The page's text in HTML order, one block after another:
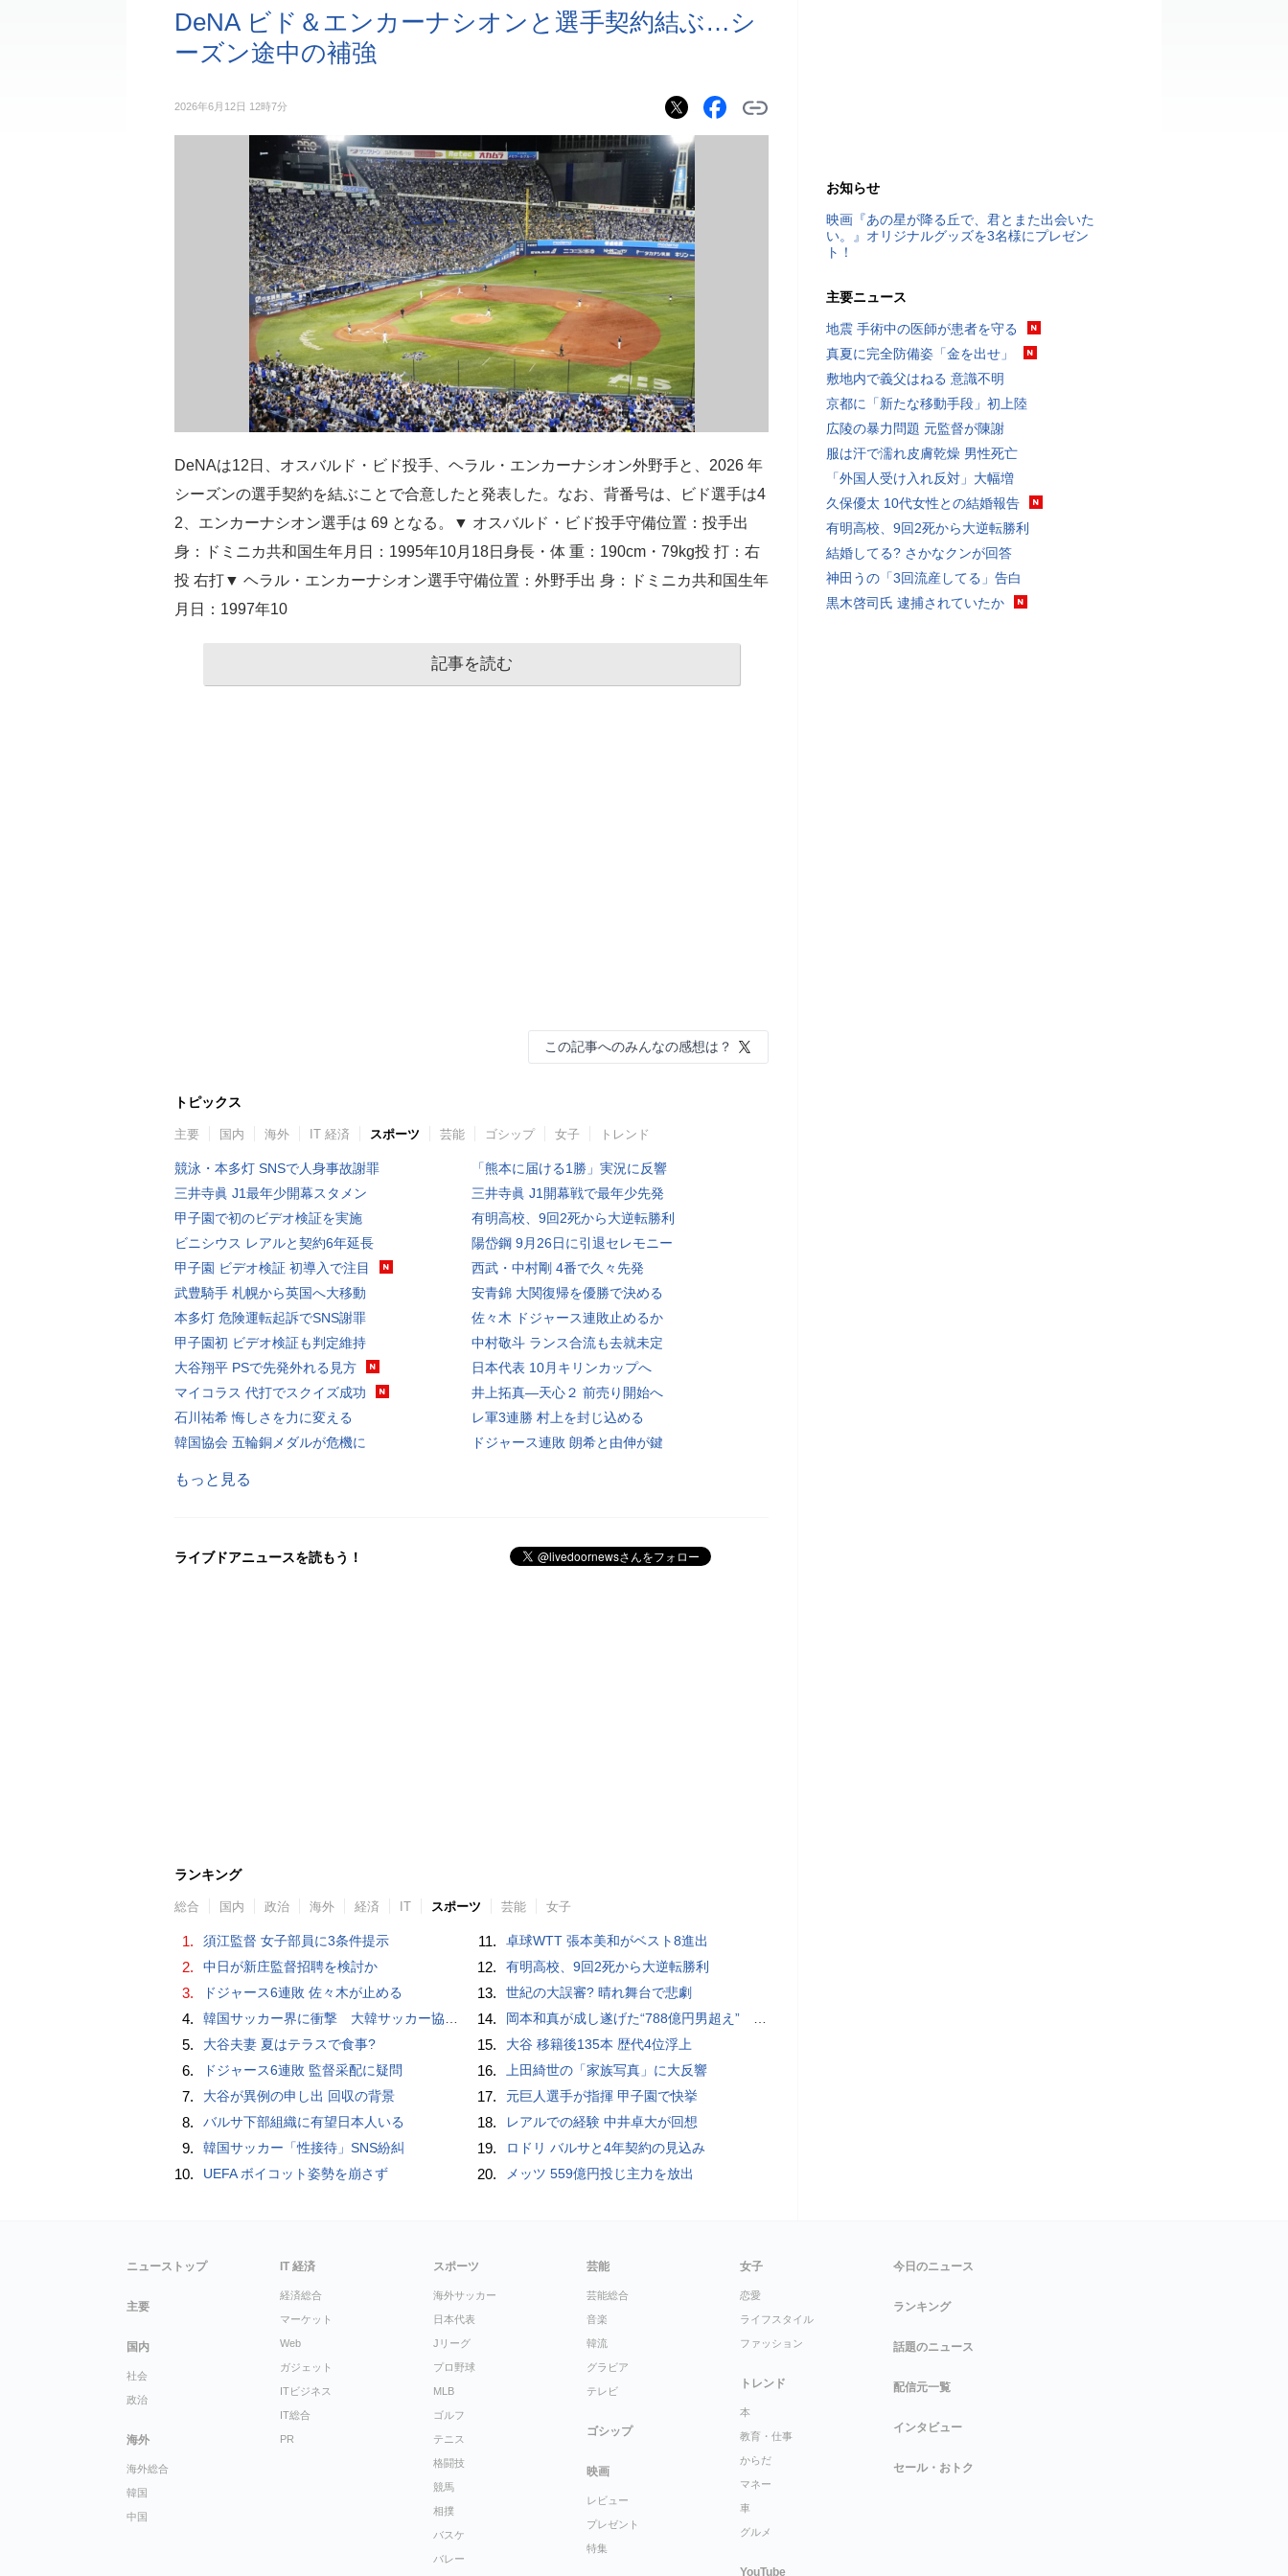
DeNA ビド＆エンカーナシオンと選手契約結ぶ…シ
ーズン途中の補強
2026年6月12日 12時7分
DeNAは12日、オスバルド・ビド投手、ヘラル・エンカーナシオン外野手と、2026 年
シーズンの選手契約を結ぶことで合意したと発表した。なお、背番号は、ビド選手は4
2、エンカーナシオン選手は 69 となる。▼ オスバルド・ビド投手守備位置：投手出
身：ドミニカ共和国生年月日：1995年10月18日身長・体 重：190cm・79kg投 打：右
投 右打▼ ヘラル・エンカーナシオン選手守備位置：外野手出 身：ドミニカ共和国生年
月日：1997年10
記事を読む
この記事へのみんなの感想は？
トピックス
主要 国内 海外 IT 経済 スポーツ 芸能 ゴシップ 女子 トレンド
競泳・本多灯 SNSで人身事故謝罪
三井寺眞 J1最年少開幕スタメン
甲子園で初のビデオ検証を実施
ビニシウス レアルと契約6年延長
甲子園 ビデオ検証 初導入で注目
武豊騎手 札幌から英国へ大移動
本多灯 危険運転起訴でSNS謝罪
甲子園初 ビデオ検証も判定維持
大谷翔平 PSで先発外れる見方
マイコラス 代打でスクイズ成功
石川祐希 悔しさを力に変える
韓国協会 五輪銅メダルが危機に
「熊本に届ける1勝」実況に反響
三井寺眞 J1開幕戦で最年少先発
有明高校、9回2死から大逆転勝利
陽岱鋼 9月26日に引退セレモニー
西武・中村剛 4番で久々先発
安青錦 大関復帰を優勝で決める
佐々木 ドジャース連敗止めるか
中村敬斗 ランス合流も去就未定
日本代表 10月キリンカップへ
井上拓真―天心２ 前売り開始へ
レ軍3連勝 村上を封じ込める
ドジャース連敗 朗希と由伸が鍵
もっと見る
ライブドアニュースを読もう！
ランキング
総合 国内 政治 海外 経済 IT スポーツ 芸能 女子
1. 須江監督 女子部員に3条件提示
2. 中日が新庄監督招聘を検討か
3. ドジャース6連敗 佐々木が止める
4. 韓国サッカー界に衝撃 大韓サッカー協会に外国人審判への“性的接待”疑惑 韓国メディアが報道
5. 大谷夫妻 夏はテラスで食事?
6. ドジャース6連敗 監督采配に疑問
7. 大谷が異例の申し出 回収の背景
8. バルサ下部組織に有望日本人いる
9. 韓国サッカー「性接待」SNS紛糾
10. UEFA ボイコット姿勢を崩さず
11. 卓球WTT 張本美和がベスト8進出
12. 有明高校、9回2死から大逆転勝利
13. 世紀の大誤審? 晴れ舞台で悲劇
14. 岡本和真が成し遂げた“788億円男超え” いつのまにか「3位」…見据える球団記録更新
15. 大谷 移籍後135本 歴代4位浮上
16. 上田綺世の「家族写真」に大反響
17. 元巨人選手が指揮 甲子園で快挙
18. レアルでの経験 中井卓大が回想
19. ロドリ バルサと4年契約の見込み
20. メッツ 559億円投じ主力を放出
お知らせ
映画『あの星が降る丘で、君とまた出会いた
い。』オリジナルグッズを3名様にプレゼン
ト！
主要ニュース
地震 手術中の医師が患者を守る
真夏に完全防備姿「金を出せ」
敷地内で義父はねる 意識不明
京都に「新たな移動手段」初上陸
広陵の暴力問題 元監督が陳謝
服は汗で濡れ皮膚乾燥 男性死亡
「外国人受け入れ反対」大幅増
久保優太 10代女性との結婚報告
有明高校、9回2死から大逆転勝利
結婚してる? さかなクンが回答
神田うの「3回流産してる」告白
黒木啓司氏 逮捕されていたか
ニューストップ
主要
国内
社会
政治
海外
海外総合
韓国
中国
IT 経済
経済総合
マーケット
Web
ガジェット
ITビジネス
IT総合
PR
スポーツ
海外サッカー
日本代表
Jリーグ
プロ野球
MLB
ゴルフ
テニス
格闘技
競馬
相撲
バスケ
バレー
芸能
芸能総合
音楽
韓流
グラビア
テレビ
ゴシップ
映画
レビュー
プレゼント
特集
女子
恋愛
ライフスタイル
ファッション
トレンド
本
教育・仕事
からだ
マネー
車
グルメ
YouTube
今日のニュース
ランキング
話題のニュース
配信元一覧
インタビュー
セール・おトク